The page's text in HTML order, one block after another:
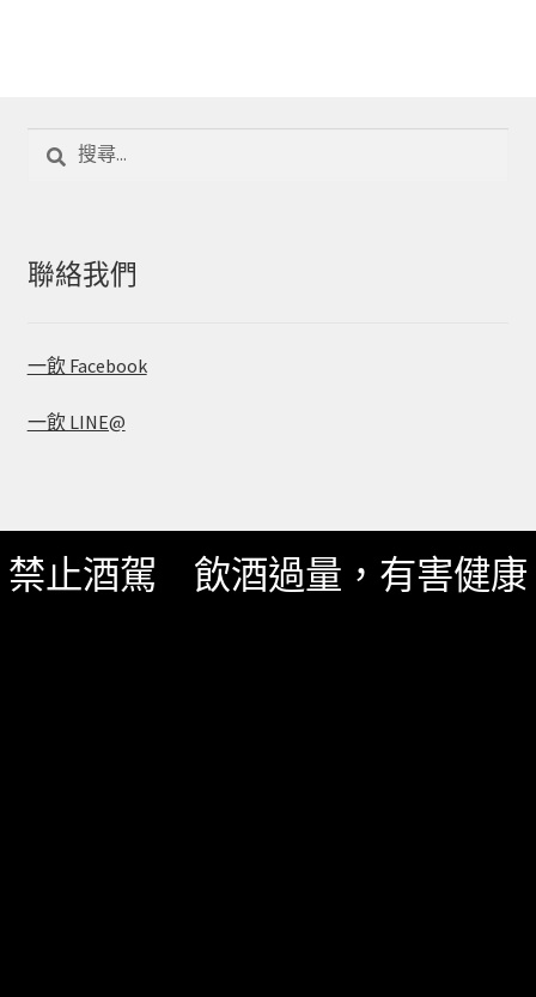
字:
聯絡我們
一飲 Facebook
一飲 LINE@
服務資訊
禁止酒駕 飲酒過量，有害健康